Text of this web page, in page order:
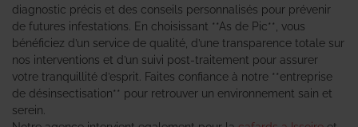
diagnostic précis et des conseils personnalisés pour prévenir
de futures infestations. En choisissant **As de Pic**, vous
bénéficiez d’un service de qualité, d’une transparence totale sur
nos interventions et d’un suivi post-traitement pour assurer
votre tranquillité d’esprit. Faites confiance à notre **entreprise
de désinsectisation** pour retrouver un environnement sain et
serein.